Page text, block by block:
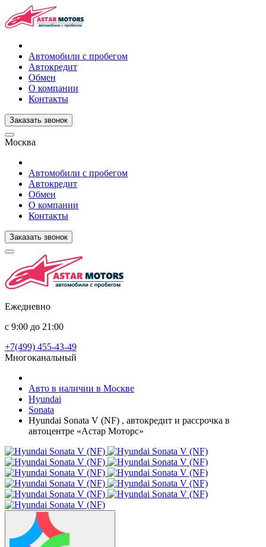
Автомобили с пробегом
Автокредит
Обмен
О компании
Контакты
Заказать звонок
Москва
Автомобили с пробегом
Автокредит
Обмен
О компании
Контакты
Заказать звонок
Ежедневно
с 9:00 до 21:00
+7(499) 455-43-49
Многоканальный
Авто в наличии в Москве
Hyundai
Sonata
Hyundai Sonata V (NF) , автокредит и рассрочка в
автоцентре «Астар Моторс»